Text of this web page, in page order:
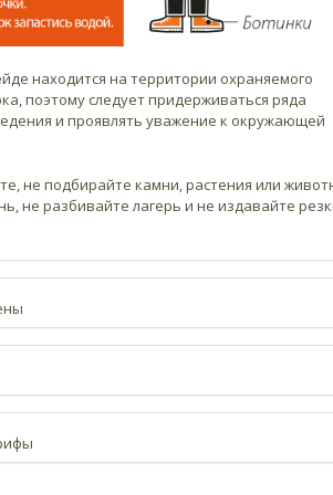
находится на территории охраняемого
поэтому следует придерживаться ряда
и проявлять уважение к окружающей
не подбирайте камни, растения или
не разбивайте лагерь и не издавайте
позволят воспользоваться канатной
парк с альтернативным маршрутом,
между стоимостью Тейде-тура без канатной
пику, то есть взимается 52 € за взрослого
удобства: магазин, кафетерий и зал
прочего.